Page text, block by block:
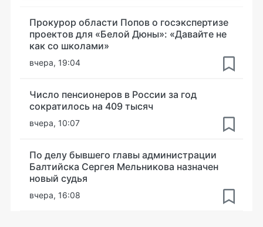
Прокурор области Попов о госэкспертизе
проектов для «Белой Дюны»: «Давайте не
как со школами»
вчера, 19:04
Число пенсионеров в России за год
сократилось на 409 тысяч
вчера, 10:07
По делу бывшего главы администрации
Балтийска Сергея Мельникова назначен
новый судья
вчера, 16:08